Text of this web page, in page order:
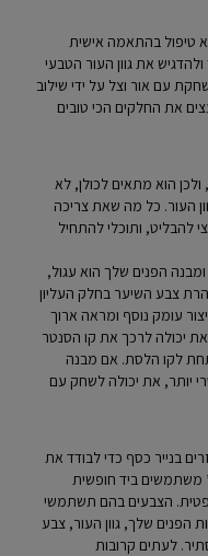
בהתאמה אישית
את גוון העור הטבעי
אור וצל על ידי שילוב
את החלקים הכי טובים
הוא מתאים לכולן, לא
כל מה שאת צריכה
ותוכלי להתחיל
הפנים שלך הוא עגול,
צבע השיער בחלק העליון
נוסף ומראה ארוך
יכולה לרכך את קו הסנטר
לקו הלסת. אם מבנה
את יכולה לשחק עם
כסף כדי לבודד את
ביד חופשית
הצבעים בהם תשתמשי
שלך, גוון העור, צבע
לעתים קרובות